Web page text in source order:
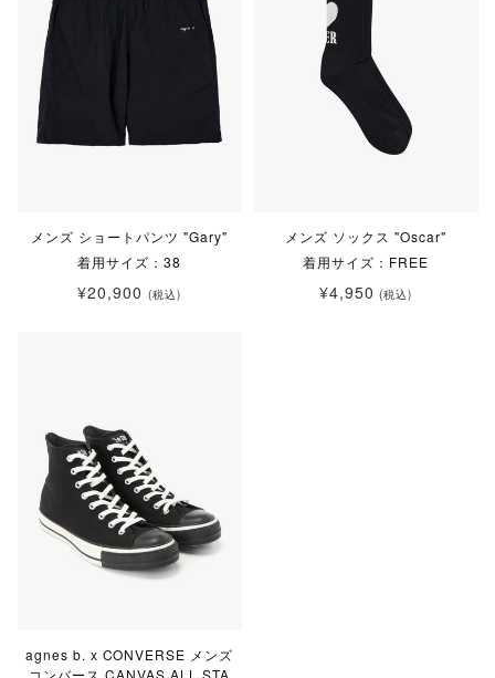
メンズ ショートパンツ "Gary"
着用サイズ：38
¥20,900 (税込)
メンズ ソックス "Oscar"
着用サイズ：FREE
¥4,950(税込)
agnes b. x CONVERSE メンズ